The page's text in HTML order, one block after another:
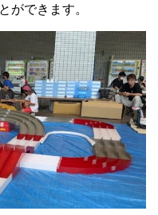
ができます。